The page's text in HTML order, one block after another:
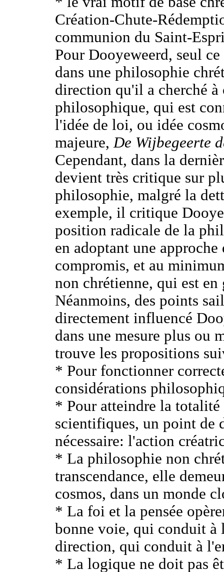
Création-Chute-
communion du Saint-
Pour Dooyeweerd, seul
dans une philosophie
direction qu'il a cherché à
philosophique, qui est
l'idée de loi, ou idée
majeure,De Wijbegeerte
Cependant, dans la
devient très critique sur
philosophie, malgré la
exemple, il critique
position radicale de la
en adoptant une
compromis, et au
non chrétienne, qui est
Néanmoins, des points
directement influencé
dans une mesure plus ou
trouve les propositions
* Pour fonctionner
considérations
* Pour atteindre la totalité
scientifiques, un point de
nécessaire: l'action
* La philosophie non
transcendance, elle
cosmos, dans un monde
* La foi et la pensée
bonne voie, qui conduit à
direction, qui conduit à
* La logique ne doit pas